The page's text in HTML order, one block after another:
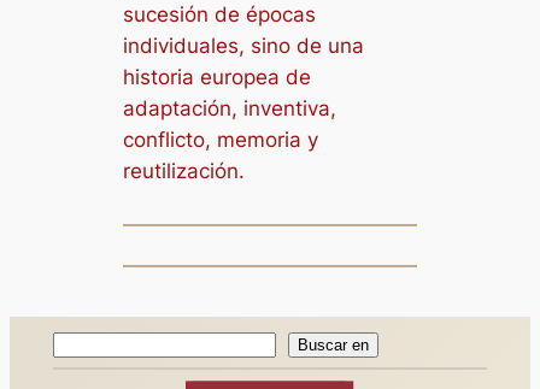
sucesión de épocas
individuales, sino de una
historia europea de
adaptación, inventiva,
conflicto, memoria y
reutilización.
Buscar en